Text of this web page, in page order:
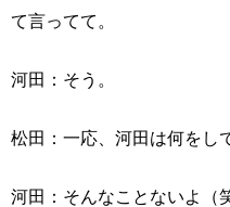
て言ってて。
河田：そう。
松田：一応、河田は何をし
河田：そんなことないよ（